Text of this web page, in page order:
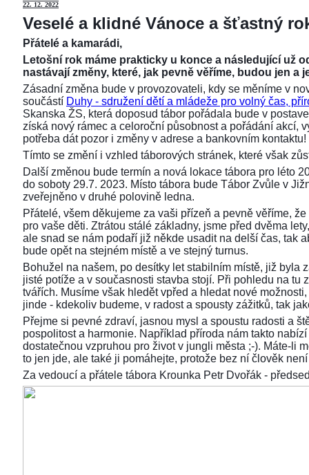
22. 12. 2022
Veselé a klidné Vánoce a šťastný
Přátelé a kamarádi,
Letošní rok máme prakticky u konce a následující už
nastávají změny, které, jak pevně věříme, budou jen a
Zásadní změna bude v provozovateli, kdy se měníme v
součástí Duhy - sdružení dětí a mládeže pro volný čas,
Skanska ŽS, která doposud tábor pořádala bude v
získá nový rámec a celoroční působnost a pořádání akcí,
potřeba dát pozor i změny v adrese a bankovním kontaktu!
Tímto se změní i vzhled táborových stránek, které však
Další změnou bude termín a nová lokace tábora pro léto
do soboty 29.7. 2023. Místo tábora bude Tábor Zvůle v
zveřejněno v druhé polovině ledna.
Přátelé, všem děkujeme za vaši přízeň a pevně věříme,
pro vaše děti. Ztrátou stálé základny, jsme před dvěma
ale snad se nám podaří již někde usadit na delší čas, tak
bude opět na stejném místě a ve stejný turnus.
Bohužel na našem, po desítky let stabilním místě, již byla
jisté potíže a v současnosti stavba stojí. Při pohledu na tu
tvářích. Musíme však hledět vpřed a hledat nové
jinde - kdekoliv budeme, v radost a spousty zážitků, tak
Přejme si pevné zdraví, jasnou mysl a spoustu radosti a
pospolitost a harmonie. Například příroda nám takto
dostatečnou vzpruhou pro život v jungli města ;-). Máte-li
to jen jde, ale také ji pomáhejte, protože bez ní člověk
Za vedoucí a přátele tábora Krounka Petr Dvořák -